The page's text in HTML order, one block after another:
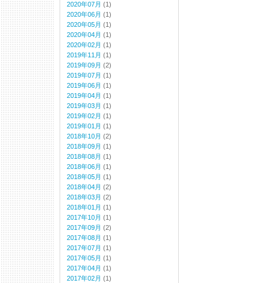
2020年07月 (1)
2020年06月 (1)
2020年05月 (1)
2020年04月 (1)
2020年02月 (1)
2019年11月 (1)
2019年09月 (2)
2019年07月 (1)
2019年06月 (1)
2019年04月 (1)
2019年03月 (1)
2019年02月 (1)
2019年01月 (1)
2018年10月 (2)
2018年09月 (1)
2018年08月 (1)
2018年06月 (1)
2018年05月 (1)
2018年04月 (2)
2018年03月 (2)
2018年01月 (1)
2017年10月 (1)
2017年09月 (2)
2017年08月 (1)
2017年07月 (1)
2017年05月 (1)
2017年04月 (1)
2017年02月 (1)